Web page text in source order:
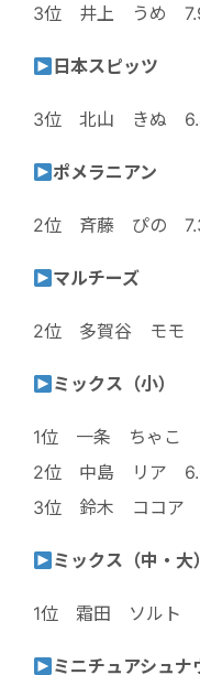
3位 井上 うめ
日本スピッツ
3位 北山 きぬ
ポメラニアン
2位 斉藤 ぴの
マルチーズ
2位 多賀谷 モモ
ミックス（小）
1位 一条 ちゃこ
2位 中島 リア
3位 鈴木 ココア
ミックス（中・大）
1位 霜田 ソルト
ミニチュアシュナ